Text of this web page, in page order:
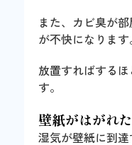
また、カビ臭が
が不快になります
放置すればする
す。
壁紙がはがれ
湿気が壁紙に到